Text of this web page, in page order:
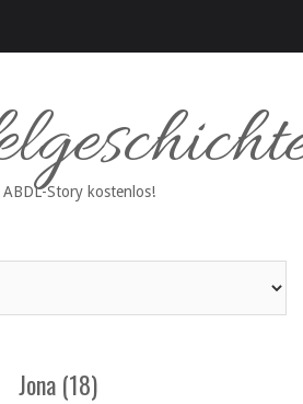
ABDL-Story kostenlos!
Jona (18)